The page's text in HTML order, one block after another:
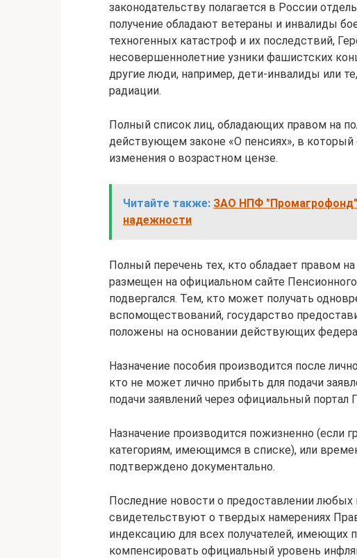
законодательству полагается в России
получение обладают ветераны и инвалиды
техногенных катастроф и их последствий,
несовершеннолетние узники фашистских
другие люди, например, дети-инвалиды или
радиации.
Полный список лиц, обладающих правом на
действующем законе «О пенсиях», в
изменения о возрастном цензе.
Читайте также: ЗАО НПФ
надежности
Полный перечень тех, кто обладает правом
размещен на официальном сайте
подвергался. Тем, кто может получать
вспомоществований, государство
положены на основании действующих
Назначение пособия производится после
кто не может лично прибыть для подачи
подачи заявлений через официальный портал
Назначение производится пожизненно (если
категориям, имеющимся в списке), или
подтверждено документально.
Последние новости о предоставлении
свидетельствуют о твердых намерениях
индексацию для всех получателей, имеющих
компенсировать официальный уровень